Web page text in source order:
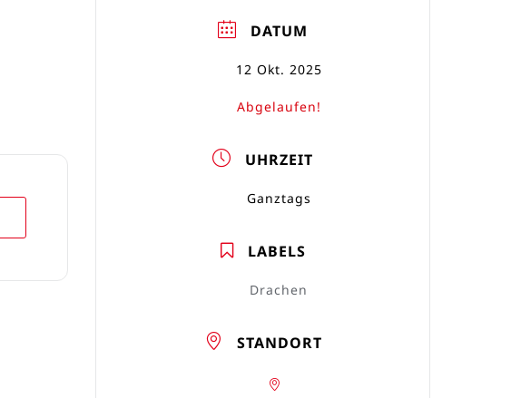
DATUM
12 Okt. 2025
Abgelaufen!
UHRZEIT
Ganztags
LABELS
Drachen
STANDORT